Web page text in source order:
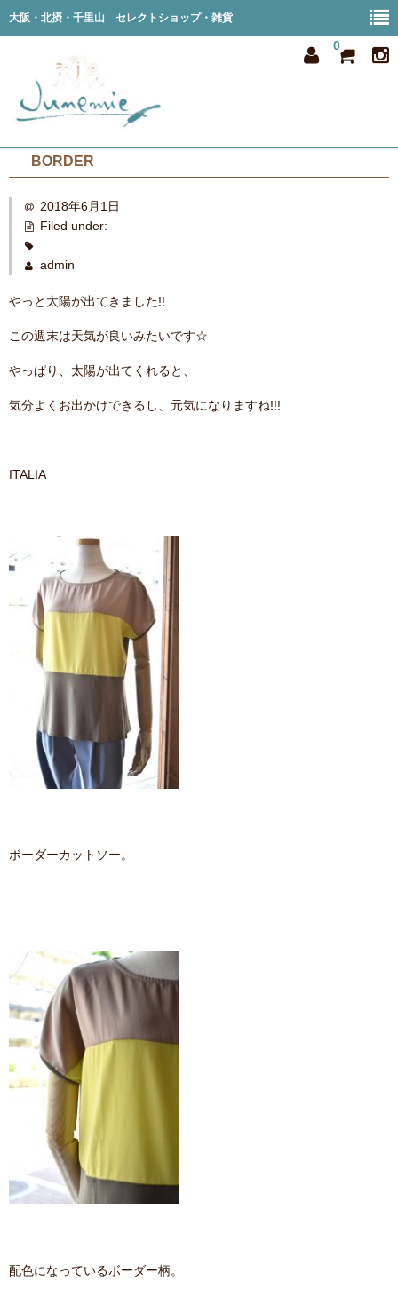
大阪・北摂・千里山 セレクトショップ・雑貨
0
all item
member
blog
BORDER
2018年6月1日
Filed under:
admin
やっと太陽が出てきました!!
この週末は天気が良いみたいです☆
やっぱり、太陽が出てくれると、
気分よくお出かけできるし、元気になりますね!!!
ITALIA
ボーダーカットソー。
配色になっているボーダー柄。